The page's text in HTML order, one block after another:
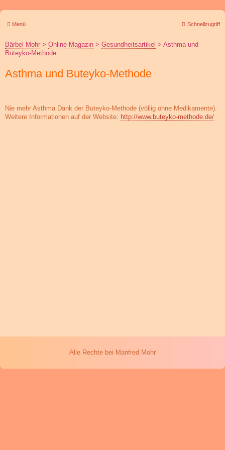
Menü Schnellzugriff
Bärbel Mohr > Online-Magazin > Gesundheitsartikel > Asthma und
Buteyko-Methode
Asthma und Buteyko-Methode
Nie mehr Asthma Dank der Buteyko-Methode (völlig ohne Medikamente).
Weitere Informationen auf der Website: http://www.buteyko-methode.de/
Alle Rechte bei Manfred Mohr